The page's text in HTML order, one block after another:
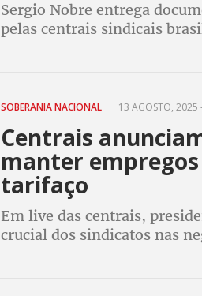
Sergio Nobre entrega
pelas centrais sindicais
SOBERANIA NACIONAL 13 AGOSTO, 2025
Centrais
manter
tarifaço
Em live das centrais,
crucial dos sindicatos nas